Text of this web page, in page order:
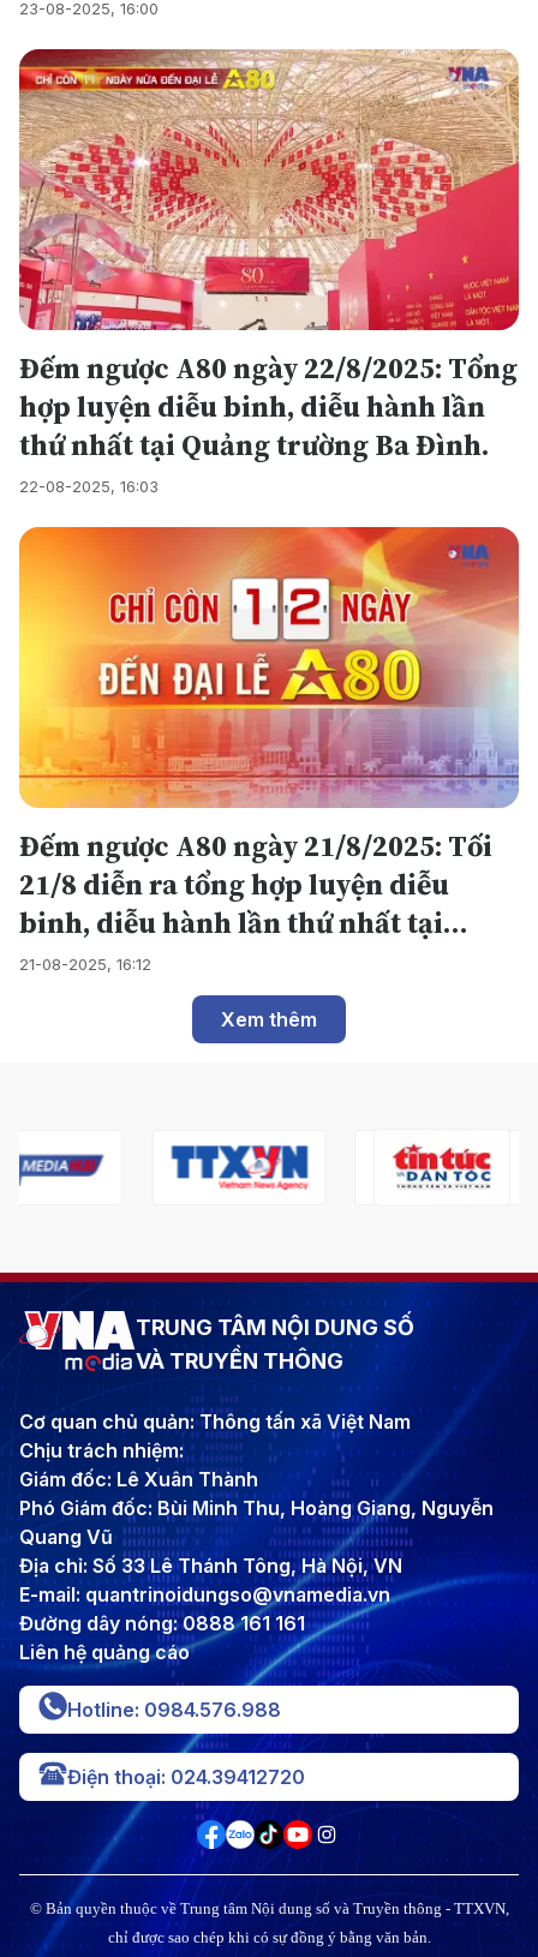
23-08-2025, 16:00
Đếm ngược A80 ngày 22/8/2025: Tổng
hợp luyện diễu binh, diễu hành lần
thứ nhất tại Quảng trường Ba Đình.
22-08-2025, 16:03
Đếm ngược A80 ngày 21/8/2025: Tối
21/8 diễn ra tổng hợp luyện diễu
binh, diễu hành lần thứ nhất tại
Quảng trường Ba Đình.
21-08-2025, 16:12
Xem thêm
TRUNG TÂM NỘI DUNG SỐ
VÀ TRUYỀN THÔNG
Cơ quan chủ quản: Thông tấn xã Việt Nam
Chịu trách nhiệm:
Giám đốc: Lê Xuân Thành
Phó Giám đốc: Bùi Minh Thu, Hoàng Giang, Nguyễn
Quang Vũ
Địa chỉ: Số 33 Lê Thánh Tông, Hà Nội, VN
E-mail: quantrinoidungso@vnamedia.vn
Đường dây nóng: 0888 161 161
Liên hệ quảng cáo
Hotline: 0984.576.988
Điện thoại: 024.39412720
© Bản quyền thuộc về Trung tâm Nội dung số và Truyền thông - TTXVN,
chỉ được sao chép khi có sự đồng ý bằng văn bản.